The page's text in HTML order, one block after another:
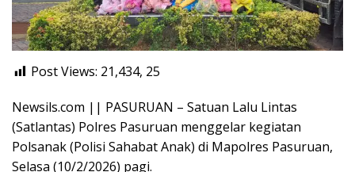
Post Views: 21,434, 25
Newsils.com || PASURUAN – Satuan Lalu Lintas
(Satlantas) Polres Pasuruan menggelar kegiatan
Polsanak (Polisi Sahabat Anak) di Mapolres Pasuruan,
Selasa (10/2/2026) pagi.